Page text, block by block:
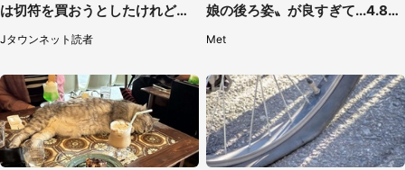
は切符を買おうとしたけれど
（山形県・20代女性）
Jタウンネット読者
娘の後ろ姿〟が良すぎて...4.8万
Met